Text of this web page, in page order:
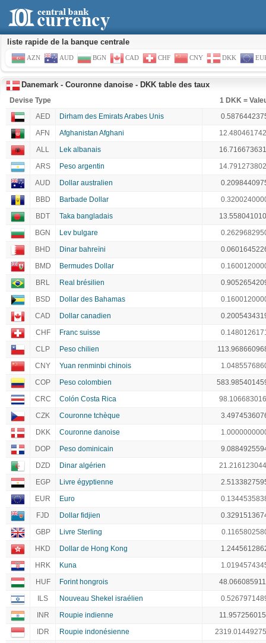
liste rapide de la banque centrale
AZN AUD BGN CAD CHF CNY DKK
Danemark - Couronne danoise - DKK table des taux
Devise Type
1 DKK =
AED
Dirham des Emirats Arabes Unis
AFN
Afghanistan Afghani
ALL
Lek albanais
ARS
Peso argentin
AUD
Dollar australien
BBD
Barbade Dollar
BDT
Taka bangladais
BGN
Lev bulgare
BHD
Dinar bahreïni
BMD
Bermudes Dollar
BRL
Real brésilien
BSD
Dollar des Bahamas
CAD
Dollar canadien
CHF
Franc suisse
CLP
Peso chilien
CNY
Yuan renminbi chinois
COP
Peso colombien
CRC
Colón Costa Rica
CZK
Couronne tchèque
DKK
Couronne danoise
DOP
Peso dominicain
DZD
Dinar algérien
EGP
Livre égyptienne
EUR
Euro
FJD
Dollar fidjien
GBP
Livre Sterling
HKD
Dollar de Hong Kong
HRK
Kuna
HUF
Forint hongrois
ILS
Nouveau Shekel israélien
INR
Roupie indienne
IDR
Roupie indonésienne